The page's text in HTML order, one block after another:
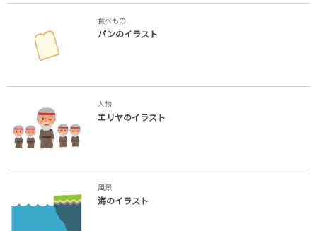
食べもの
パンのイラスト
人物
エリヤのイラスト
風景
海のイラスト